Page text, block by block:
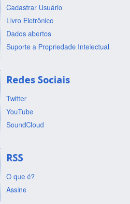
Cadastrar Usuário
Livro Eletrônico
Dados abertos
Suporte a Propriedade Intelectual
Redes Sociais
Twitter
YouTube
SoundCloud
RSS
O que é?
Assine